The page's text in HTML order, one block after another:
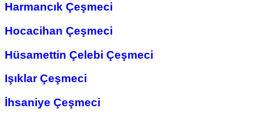
Harmancık Çeşmeci
Hocacihan Çeşmeci
Hüsamettin Çelebi Çeşmeci
Işıklar Çeşmeci
İhsaniye Çeşmeci